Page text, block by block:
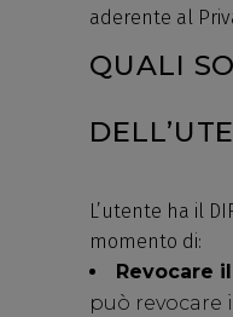
aderente al
QUALI
L’utente ha il
momento di:
Revocare
può revocare